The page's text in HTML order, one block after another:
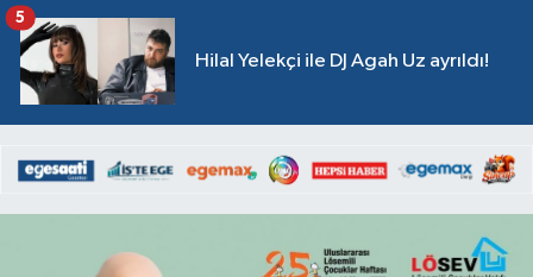
Hilal Yelekçi ile DJ Agah Uz ayrıldı!
5